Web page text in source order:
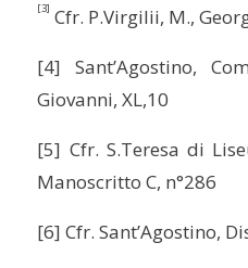
[3] Cfr. P.Virgilii, M.,
[4] Sant’Agostino,
Giovanni, XL,10
[5] Cfr. S.Teresa di
Manoscritto C, n°286
[6] Cfr. Sant’Agostino,